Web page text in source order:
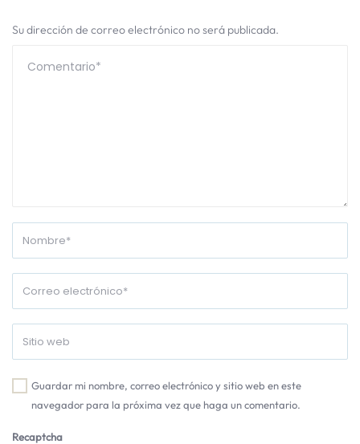
Su dirección de correo electrónico no será publicada.
Guardar mi nombre, correo electrónico y sitio web en este
navegador para la próxima vez que haga un comentario.
Recaptcha